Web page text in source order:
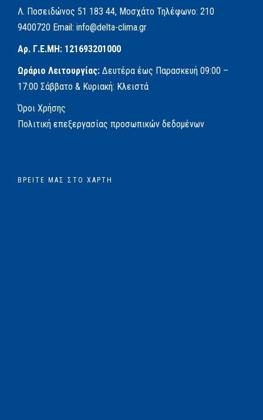
Λ. Ποσειδώνος 51 183 44, Μοσχάτο Τηλέφωνο: 210
9400720 Email: info@delta-clima.gr
Αρ. Γ.Ε.ΜΗ: 121693201000
Ωράριο Λειτουργίας: Δευτέρα έως Παρασκευή 09:00 –
17:00 Σάββατο & Κυριακή: Κλειστά
Όροι Χρήσης
Πολιτική επεξεργασίας προσωπικών δεδομένων
ΒΡΕΊΤΕ ΜΑΣ ΣΤΟ ΧΆΡΤΗ